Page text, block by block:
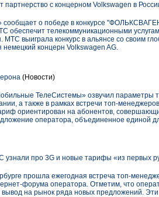
с концерном Volkswagen в
о победе в конкурсе "ФОЛЬКСВАГЕН
обеспечит телекоммуникационными
МТС выиграла конкурс в альянсе со своим
немецкий концерн Volkswagen AG.
(Новости)
ТелеСистемы» озвучил параметры
а также в рамках встречи топ-
ориентирован на абонентов,
оператора, объединенное единой
про 3G и новые тарифы «из первых
прошла ежегодная встреча топ-
форума оператора. Отметим, что
на рынок ряда новых предложений.